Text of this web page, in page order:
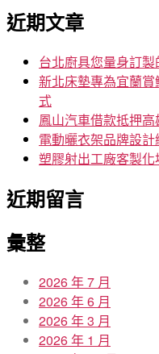
關
鍵
近期文章
台北廚具您量身訂
新北床墊專為宜蘭
式
鳳山汽車借款抵押
電動曬衣架品牌設
塑膠射出工廠客製
近期留言
彙整
2026 年 7 月
2026 年 6 月
2026 年 3 月
2026 年 1 月